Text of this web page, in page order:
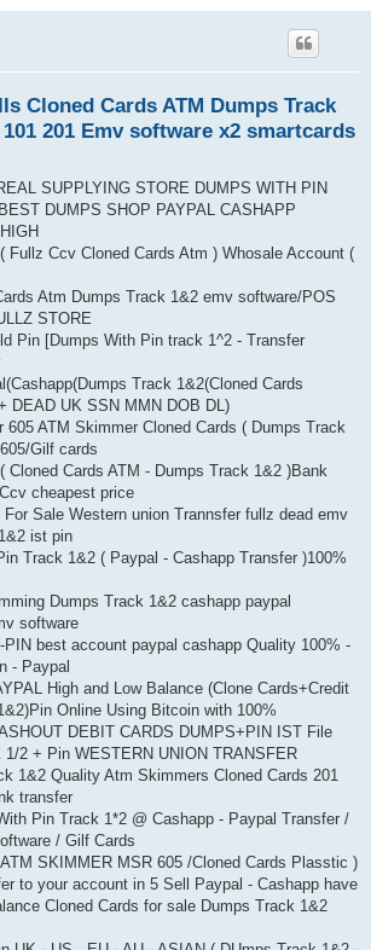
Cloned Cards ATM Dumps Track
201 Emv software x2 smartcards
SUPPLYING STORE DUMPS WITH PIN
DUMPS SHOP PAYPAL CASHAPP
Fullz Ccv Cloned Cards Atm ) Whosale Account (
Atm Dumps Track 1&2 emv software/POS
STORE
Pin [Dumps With Pin track 1^2 - Transfer
Track 1&2(Cloned Cards
DEAD UK SSN MMN DOB DL)
ATM Skimmer Cloned Cards ( Dumps Track
Gilf cards
Cloned Cards ATM - Dumps Track 1&2 )Bank
cheapest price
Sale Western union Trannsfer fullz dead emv
ist pin
Track 1&2 ( Paypal - Cashapp Transfer )100%
Dumps Track 1&2 cashapp paypal
software
PIN best account paypal cashapp Quality 100% -
- Paypal
High and Low Balance (Clone Cards+Credit
Online Using Bitcoin with 100%
DEBIT CARDS DUMPS+PIN IST File
1/2 + Pin WESTERN UNION TRANSFER
1&2 Quality Atm Skimmers Cloned Cards 201
transfer
Pin Track 1*2 @ Cashapp - Paypal Transfer /
/ Gilf Cards
SKIMMER MSR 605 /Cloned Cards Plasstic )
to your account in 5 Sell Paypal - Cashapp have
Cloned Cards for sale Dumps Track 1&2